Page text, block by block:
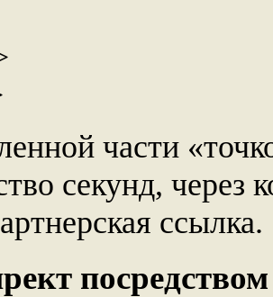
части
секунд, через
ссылка.